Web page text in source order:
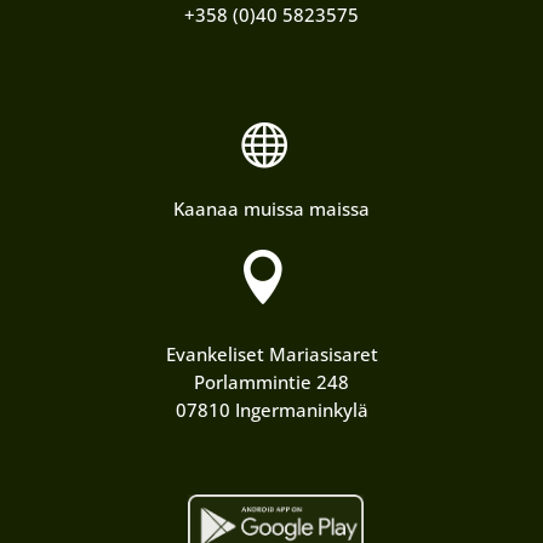
+358 (0)40 5823575

Kaanaa muissa maissa

Evankeliset Mariasisaret
Porlammintie 248
07810 Ingermaninkylä